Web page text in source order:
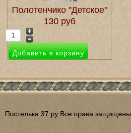
Полотенчико "Детское"
130 руб
Постелька 37.ру Все права защищены